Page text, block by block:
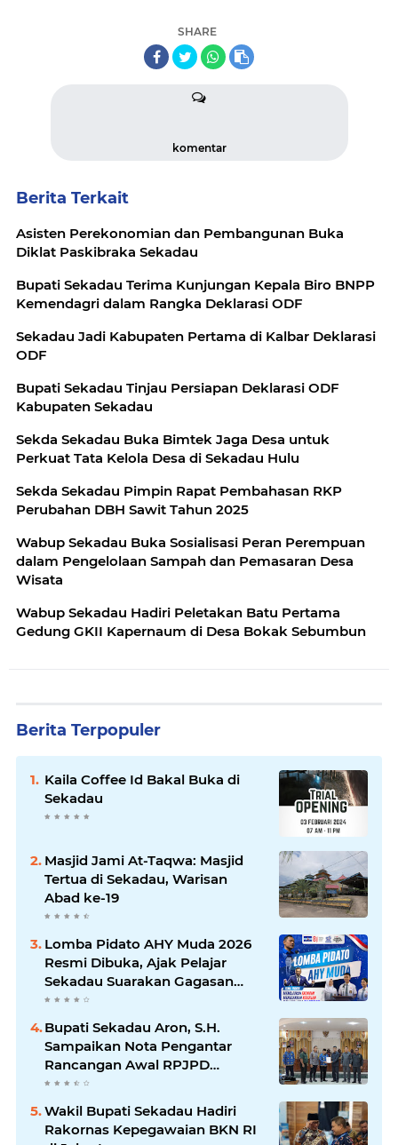
SHARE
komentar
Berita Terkait
Asisten Perekonomian dan Pembangunan Buka
Diklat Paskibraka Sekadau
Bupati Sekadau Terima Kunjungan Kepala Biro BNPP
Kemendagri dalam Rangka Deklarasi ODF
Sekadau Jadi Kabupaten Pertama di Kalbar Deklarasi
ODF
Bupati Sekadau Tinjau Persiapan Deklarasi ODF
Kabupaten Sekadau
Sekda Sekadau Buka Bimtek Jaga Desa untuk
Perkuat Tata Kelola Desa di Sekadau Hulu
Sekda Sekadau Pimpin Rapat Pembahasan RKP
Perubahan DBH Sawit Tahun 2025
Wabup Sekadau Buka Sosialisasi Peran Perempuan
dalam Pengelolaan Sampah dan Pemasaran Desa
Wisata
Wabup Sekadau Hadiri Peletakan Batu Pertama
Gedung GKII Kapernaum di Desa Bokak Sebumbun
Berita Terpopuler
Kaila Coffee Id Bakal Buka di
Sekadau
Masjid Jami At-Taqwa: Masjid
Tertua di Sekadau, Warisan
Abad ke-19
Lomba Pidato AHY Muda 2026
Resmi Dibuka, Ajak Pelajar
Sekadau Suarakan Gagasan
untuk Masa Depan Bangsa
Bupati Sekadau Aron, S.H.
Sampaikan Nota Pengantar
Rancangan Awal RPJPD
Kabupaten Sekadau 2025-2045
Wakil Bupati Sekadau Hadiri
Rakornas Kepegawaian BKN RI